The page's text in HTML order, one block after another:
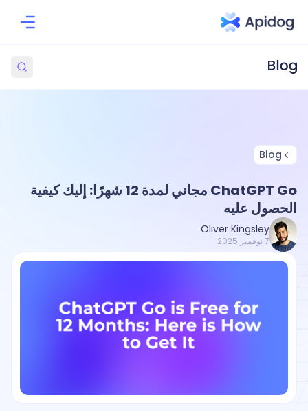
Blog
ChatGPT Go مجاني لمدة 12 شهرًا: إليك كيفية
الحصول عليه
Oliver Kingsley
7 نوفمبر 2025